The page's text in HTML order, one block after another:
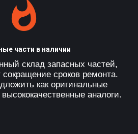
части в наличии
склад запасных частей,
сокращение сроков ремонта.
как оригинальные
аналоги.